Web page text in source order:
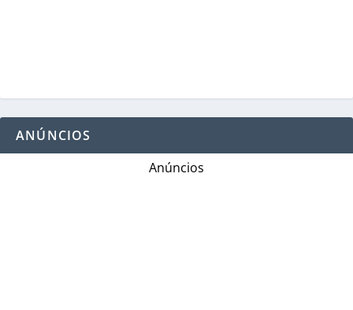
ANÚNCIOS
Anúncios